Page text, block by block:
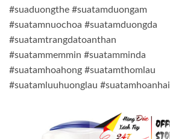
#suaduongthe #suatamduongam
#suatamnuochoa #suatamduongda
#suatamtrangdatoanthan
#suatammemmin #suatamminda
#suatamhoahong #suatamthomlau
#suatamluuhuonglau #suatamhoanhai